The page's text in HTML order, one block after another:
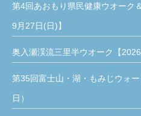
第4回あおもり県民健康ウオーク
9月27日(日)】
奥入瀬渓流三里半ウオーク【
第35回富士山・湖・もみじウォ
日）